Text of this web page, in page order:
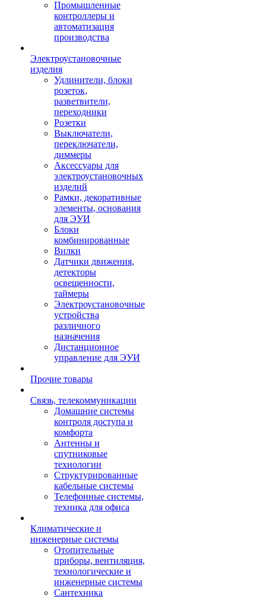
Промышленные
контроллеры и
автоматизация
производства
Электроустановочные
изделия
Удлинители, блоки
розеток,
разветвители,
переходники
Розетки
Выключатели,
переключатели,
диммеры
Аксессуары для
электроустановочных
изделий
Рамки, декоративные
элементы, основания
для ЭУИ
Блоки
комбинированные
Вилки
Датчики движения,
детекторы
освещенности,
таймеры
Электроустановочные
устройства
различного
назначения
Дистанционное
управление для ЭУИ
Прочие товары
Связь, телекоммуникации
Домашние системы
контроля доступа и
комфорта
Антенны и
спутниковые
технологии
Структурированные
кабельные системы
Телефонные системы,
техника для офиса
Климатические и
инженерные системы
Отопительные
приборы, вентиляция,
технологические и
инженерные системы
Сантехника